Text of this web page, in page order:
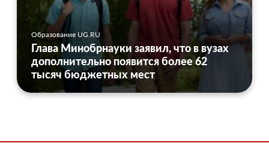
Образование UG.RU
Глава Минобрнауки заявил, что в вузах
дополнительно появится более 62
тысяч бюджетных мест